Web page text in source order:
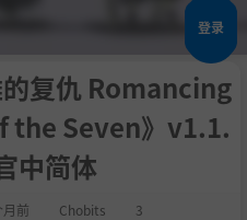
登录
的复仇 Romancing
the Seven》v1.1.
中简体
月前 Chobits 3